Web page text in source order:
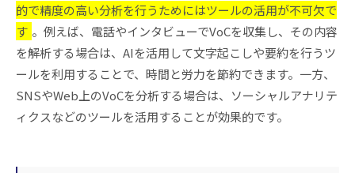
的で精度の高い分析を行うためにはツールの活用が不可欠で
す 。例えば、電話やインタビューでVoCを収集し、その内容
を解析する場合は、AIを活用して文字起こしや要約を行うツ
ールを利用することで、時間と労力を節約できます。一方、
SNSやWeb上のVoCを分析する場合は、ソーシャルアナリテ
ィクスなどのツールを活用することが効果的です。